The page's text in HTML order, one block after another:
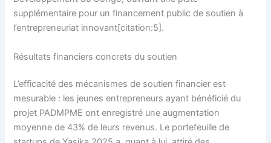
supplémentaire pour un financement public de soutien à
l’entrepreneuriat innovant[citation:5].
Résultats financiers concrets du soutien
L’efficacité des mécanismes de soutien financier est
mesurable : les jeunes entrepreneurs ayant bénéficié du
projet PADMPME ont enregistré une augmentation
moyenne de 43% de leurs revenus. Le portefeuille de